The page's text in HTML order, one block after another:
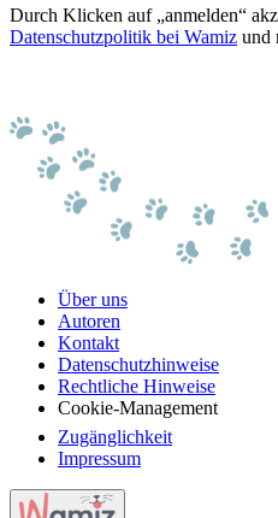
Durch Klicken auf „anmelden“
Datenschutzpolitik bei Wamiz und
Über uns
Autoren
Kontakt
Datenschutzhinweise
Rechtliche Hinweise
Cookie-Management
Zugänglichkeit
Impressum